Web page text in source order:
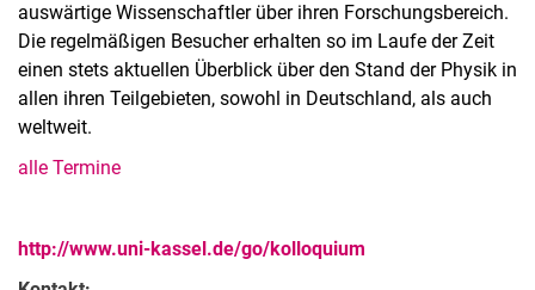
auswärtige Wissenschaftler über ihren Forschungsbereich.
Die regelmäßigen Besucher erhalten so im Laufe der Zeit
einen stets aktuellen Überblick über den Stand der Physik in
allen ihren Teilgebieten, sowohl in Deutschland, als auch
weltweit.
alle Termine
http://www.uni-kassel.de/go/kolloquium